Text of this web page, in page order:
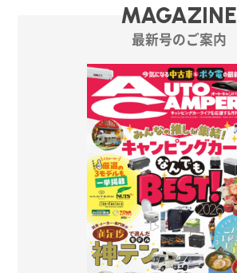
MAGAZINE
最新号のご案内